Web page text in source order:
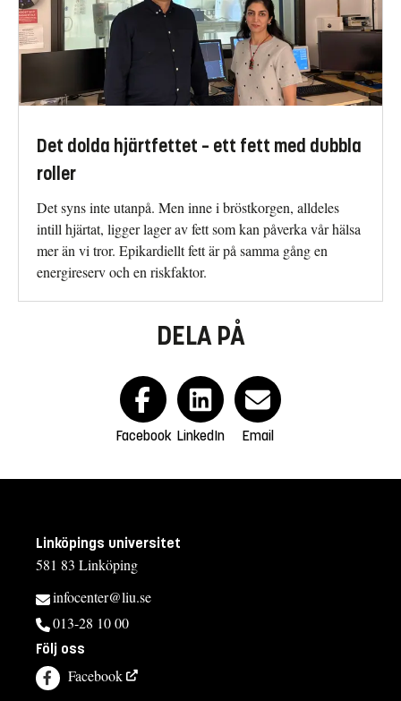
Det dolda hjärtfettet – ett fett med dubbla
roller
Det syns inte utanpå. Men inne i bröstkorgen, alldeles
intill hjärtat, ligger lager av fett som kan påverka vår hälsa
mer än vi tror. Epikardiellt fett är på samma gång en
energireserv och en riskfaktor.
DELA PÅ
Facebook LinkedIn Email
Linköpings universitet
581 83 Linköping
infocenter@liu.se
013-28 10 00
Följ oss
Facebook